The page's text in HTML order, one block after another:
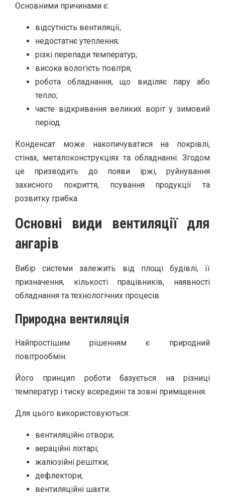
Основними причинами є:
відсутність вентиляції;
недостатнє утеплення;
різкі перепади температур;
висока вологість повітря;
робота обладнання, що виділяє пару або
тепло;
часте відкривання великих воріт у зимовий
період.
Конденсат може накопичуватися на покрівлі,
стінах, металоконструкціях та обладнанні. Згодом
це призводить до появи іржі, руйнування
захисного покриття, псування продукції та
розвитку грибка.
Основні види вентиляції для
ангарів
Вибір системи залежить від площі будівлі, її
призначення, кількості працівників, наявності
обладнання та технологічних процесів.
Природна вентиляція
Найпростішим рішенням є природний
повітрообмін.
Його принцип роботи базується на різниці
температур і тиску всередині та зовні приміщення.
Для цього використовуються:
вентиляційні отвори;
аераційні ліхтарі;
жалюзійні решітки;
дефлектори;
вентиляційні шахти.